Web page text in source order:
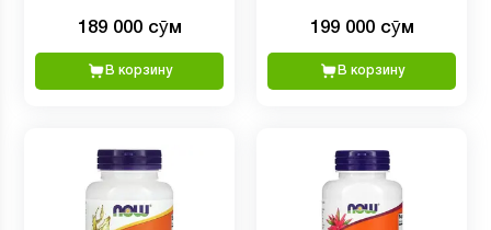
189 000 сӯм
В корзину
199 000 сӯм
В корзину